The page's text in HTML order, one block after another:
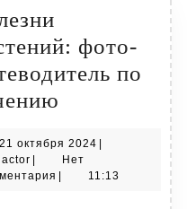
фото-
по
фото-
путеводитель
21 октября 2024 21
2024
Redactor
Нет
11:13